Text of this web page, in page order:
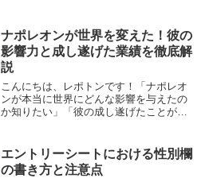
は、公務員のエントリーシートの効果的
な書き方について、志望動...
ナポレオンが世界を変えた！彼の
影響力と成し遂げた業績を徹底解
説
こんにちは、レポトンです！「ナポレオ
ンが本当に世界にどんな影響を与えたの
か知りたい」「彼の成し遂げたことが現
今回の記事では、ナポレオンが世界に与
えた影響と彼の偉業につい...
エントリーシートにおける性別欄
の書き方と注意点